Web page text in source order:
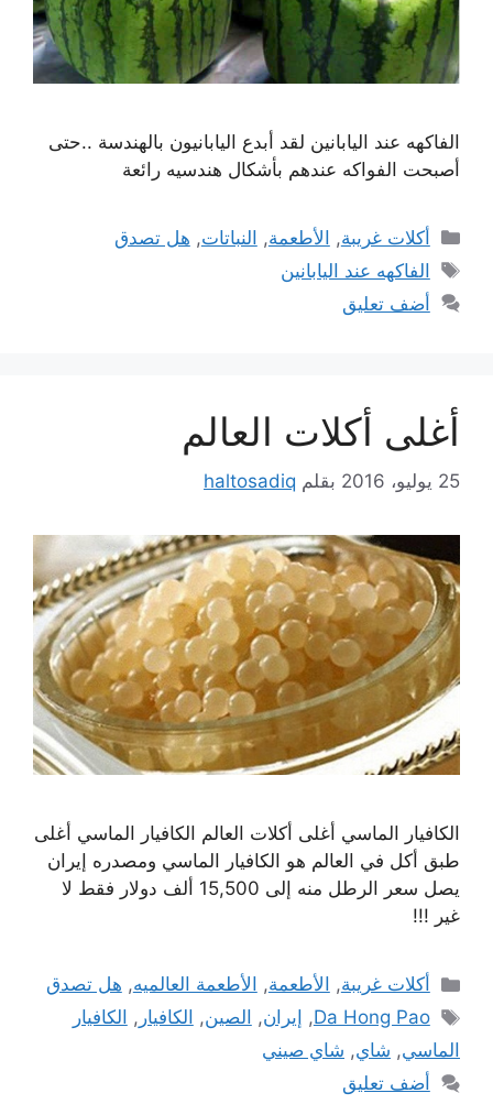
الفاكهه عند اليابانين لقد أبدع اليابانيون بالهندسة ..حتى
أصبحت الفواكه عندهم بأشكال هندسيه رائعة
التصنيفات
أكلات غريبة, الأطعمة, النباتات, هل تصدق
الوسوم
الفاكهه عند اليابانين
أضف تعليق
أغلى أكلات العالم
25 يوليو، 2016 بقلم haltosadiq
الكافيار الماسي أغلى أكلات العالم الكافيار الماسي أغلى
طبق أكل في العالم هو الكافيار الماسي ومصدره إيران
يصل سعر الرطل منه إلى 15,500 ألف دولار فقط لا
غير !!!
التصنيفات
أكلات غريبة, الأطعمة, الأطعمة العالميه, هل تصدق
الوسوم
Da Hong Pao
, إيران, الصين, الكافيار , الكافيار
الماسي, شاي, شاي صيني
أضف تعليق